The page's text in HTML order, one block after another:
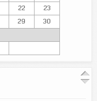
22
23
29
30